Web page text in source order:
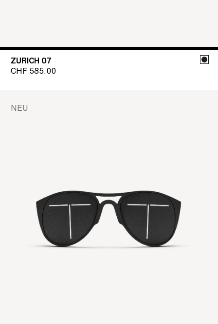
ZURICH 07
CHF 585.00
NEU